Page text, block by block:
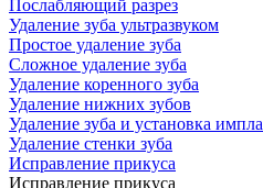
Послабляющий разрез
Удаление зуба ультразвуком
Простое удаление зуба
Сложное удаление зуба
Удаление коренного зуба
Удаление нижних зубов
Удаление зуба и установка
Удаление стенки зуба
Исправление прикуса
Исправление прикуса